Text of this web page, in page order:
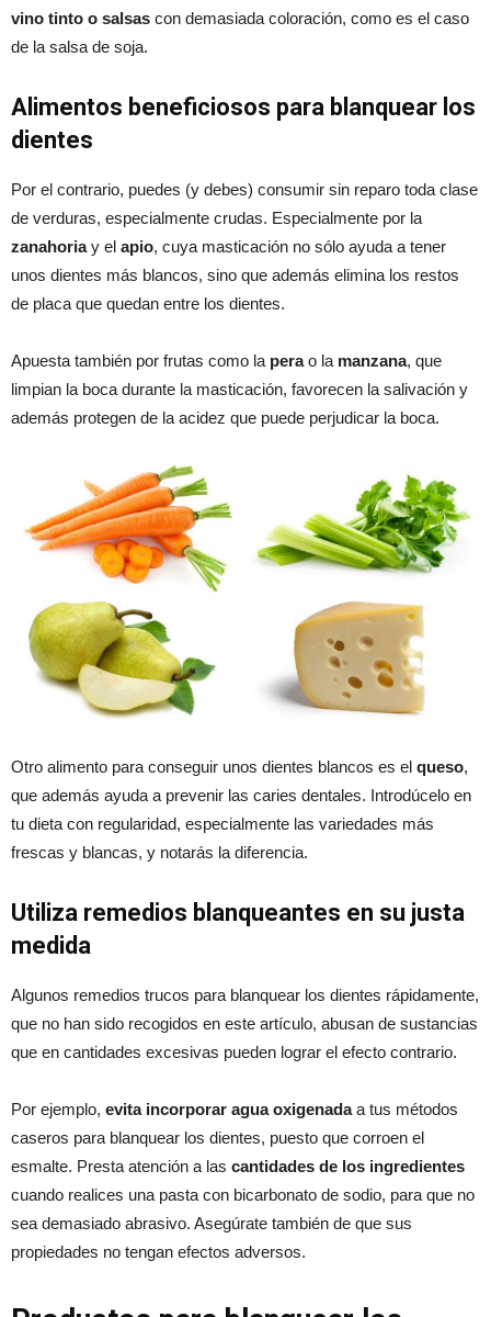
vino tinto o salsas con demasiada coloración, como es el caso
de la salsa de soja.
Alimentos beneficiosos para blanquear los
dientes
Por el contrario, puedes (y debes) consumir sin reparo toda clase
de verduras, especialmente crudas. Especialmente por la
zanahoriay el apio, cuya masticación no sólo ayuda a tener
unos dientes más blancos, sino que además elimina los restos
de placa que quedan entre los dientes.
Apuesta también por frutas como la perao la manzana, que
limpian la boca durante la masticación, favorecen la salivación y
además protegen de la acidez que puede perjudicar la boca.
Otro alimento para conseguir unos dientes blancos es el queso,
que además ayuda a prevenir las caries dentales. Introdúcelo en
tu dieta con regularidad, especialmente las variedades más
frescas y blancas, y notarás la diferencia.
Utiliza remedios blanqueantes en su justa
medida
Algunos remedios trucos para blanquear los dientes rápidamente,
que no han sido recogidos en este artículo, abusan de sustancias
que en cantidades excesivas pueden lograr el efecto contrario.
Por ejemplo, evita incorporar agua oxigenadaa tus métodos
caseros para blanquear los dientes, puesto que corroen el
esmalte. Presta atención a las cantidades de los ingredientes
cuando realices una pasta con bicarbonato de sodio, para que no
sea demasiado abrasivo. Asegúrate también de que sus
propiedades no tengan efectos adversos.